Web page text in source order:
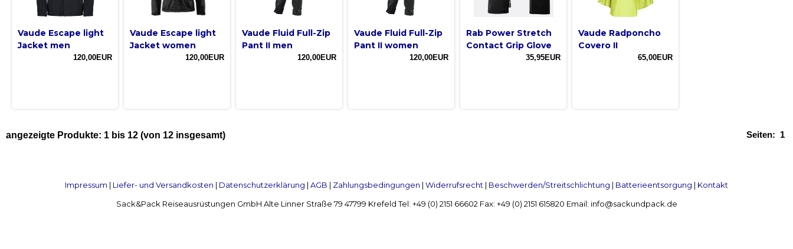
Vaude Escape light
Jacket men
120,00EUR
Vaude Escape light
Jacket women
120,00EUR
Vaude Fluid Full-Zip
Pant II men
120,00EUR
Vaude Fluid Full-Zip
Pant II women
120,00EUR
Rab Power Stretch
Contact Grip Glove
35,95EUR
Vaude Radponcho
Covero II
65,00EUR
Seiten: 1
angezeigte Produkte: 1 bis 12 (von 12 insgesamt)
Impressum | Liefer- und Versandkosten | Datenschutzerklärung | AGB | Zahlungsbedingungen | Widerrufsrecht | Beschwerden/Streitschlichtung | Batterieentsorgung | Kontakt
Sack&Pack Reiseausrüstungen GmbH Alte Linner Straße 79 47799 Krefeld Tel: +49 (0) 2151 66602 Fax: +49 (0) 2151 615820 Email: info@sackundpack.de